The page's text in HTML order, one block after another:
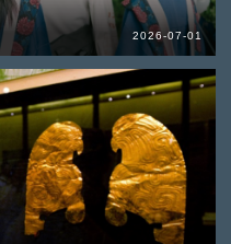
2026-07-01